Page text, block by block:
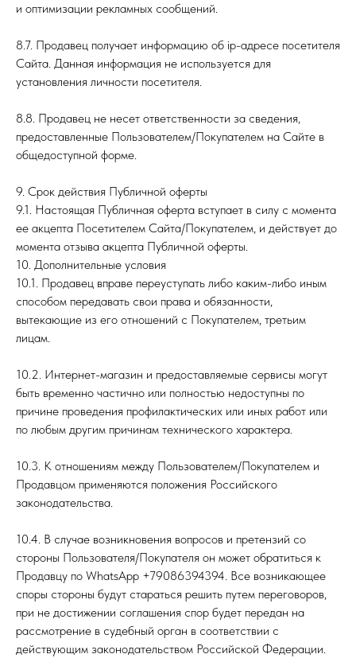
и оптимизации рекламных сообщений.
8.7. Продавец получает информацию об ip-адресе посетителя
Сайта. Данная информация не используется для
установления личности посетителя.
8.8. Продавец не несет ответственности за сведения,
предоставленные Пользователем/Покупателем на Сайте в
общедоступной форме.
9. Срок действия Публичной оферты
9.1. Настоящая Публичная оферта вступает в силу с момента
ее акцепта Посетителем Сайта/Покупателем, и действует до
момента отзыва акцепта Публичной оферты.
10. Дополнительные условия
10.1. Продавец вправе переуступать либо каким-либо иным
способом передавать свои права и обязанности,
вытекающие из его отношений с Покупателем, третьим
лицам.
10.2. Интернет-магазин и предоставляемые сервисы могут
быть временно частично или полностью недоступны по
причине проведения профилактических или иных работ или
по любым другим причинам технического характера.
10.3. К отношениям между Пользователем/Покупателем и
Продавцом применяются положения Российского
законодательства.
10.4. В случае возникновения вопросов и претензий со
стороны Пользователя/Покупателя он может обратиться к
Продавцу по WhatsApp +79086394394. Все возникающее
споры стороны будут стараться решить путем переговоров,
при не достижении соглашения спор будет передан на
рассмотрение в судебный орган в соответствии с
действующим законодательством Российской Федерации.